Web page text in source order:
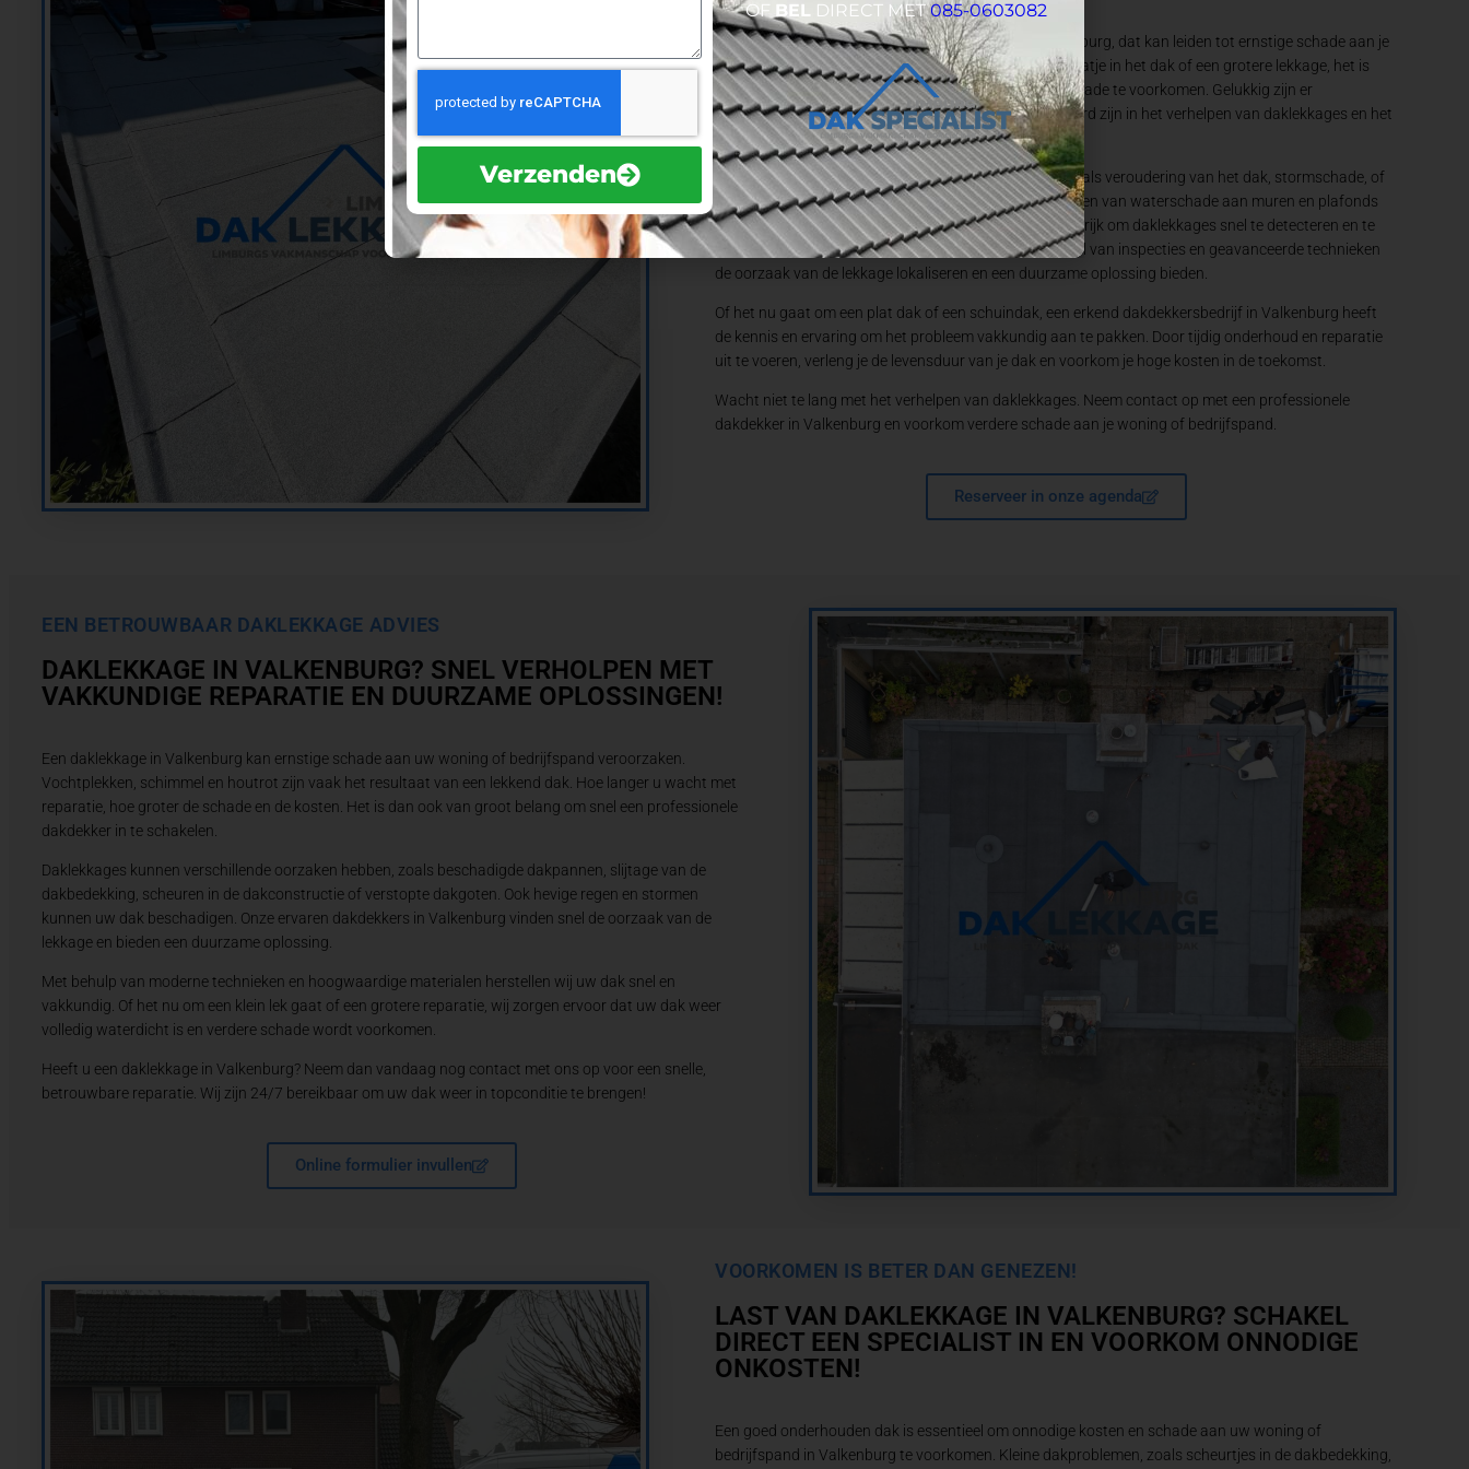
Daklekkage is een veelvoorkomend probleem in Valkenburg, dat kan leiden tot ernstige schade aan je
woning of bedrijfspand. Of het nu gaat om een klein gaatje in het dak of een grotere lekkage, het is
essentieel om snel actie te ondernemen om verdere schade te voorkomen. Gelukkig zijn er
professionele bedrijven in Valkenburg die gespecialiseerd zijn in het verhelpen van daklekkages en het
herstellen van dakbeschadigingen.
Een daklekkage kan verschillende oorzaken hebben, zoals veroudering van het dak, stormschade, of
beschadigde dakbedekking. De gevolgen kunnen variëren van waterschade aan muren en plafonds
tot schimmelvorming en houtrot. Het is dan ook belangrijk om daklekkages snel te detecteren en te
repareren. Een specialist in Valkenburg kan door middel van inspecties en geavanceerde technieken
de oorzaak van de lekkage lokaliseren en een duurzame oplossing bieden.
Of het nu gaat om een plat dak of een schuindak, een erkend dakdekkersbedrijf in Valkenburg heeft
de kennis en ervaring om het probleem vakkundig aan te pakken. Door tijdig onderhoud en reparatie
uit te voeren, verleng je de levensduur van je dak en voorkom je hoge kosten in de toekomst.
Wacht niet te lang met het verhelpen van daklekkages. Neem contact op met een professionele
dakdekker in Valkenburg en voorkom verdere schade aan je woning of bedrijfspand.
Reserveer in onze agenda
EEN BETROUWBAAR DAKLEKKAGE ADVIES
DAKLEKKAGE IN VALKENBURG? SNEL VERHOLPEN MET
VAKKUNDIGE REPARATIE EN DUURZAME OPLOSSINGEN!
Een daklekkage in Valkenburg kan ernstige schade aan uw woning of bedrijfspand veroorzaken.
Vochtplekken, schimmel en houtrot zijn vaak het resultaat van een lekkend dak. Hoe langer u wacht met
reparatie, hoe groter de schade en de kosten. Het is dan ook van groot belang om snel een professionele
dakdekker in te schakelen.
Daklekkages kunnen verschillende oorzaken hebben, zoals beschadigde dakpannen, slijtage van de
dakbedekking, scheuren in de dakconstructie of verstopte dakgoten. Ook hevige regen en stormen
kunnen uw dak beschadigen. Onze ervaren dakdekkers in Valkenburg vinden snel de oorzaak van de
lekkage en bieden een duurzame oplossing.
Met behulp van moderne technieken en hoogwaardige materialen herstellen wij uw dak snel en
vakkundig. Of het nu om een klein lek gaat of een grotere reparatie, wij zorgen ervoor dat uw dak weer
volledig waterdicht is en verdere schade wordt voorkomen.
Heeft u een daklekkage in Valkenburg? Neem dan vandaag nog contact met ons op voor een snelle,
betrouwbare reparatie. Wij zijn 24/7 bereikbaar om uw dak weer in topconditie te brengen!
Online formulier invullen
VOORKOMEN IS BETER DAN GENEZEN!
LAST VAN DAKLEKKAGE IN VALKENBURG? SCHAKEL
DIRECT EEN SPECIALIST IN EN VOORKOM ONNODIGE
ONKOSTEN!
Een goed onderhouden dak is essentieel om onnodige kosten en schade aan uw woning of
bedrijfspand in Valkenburg te voorkomen. Kleine dakproblemen, zoals scheurtjes in de dakbedekking,
Verzenden
OF BEL DIRECT MET085-0603082